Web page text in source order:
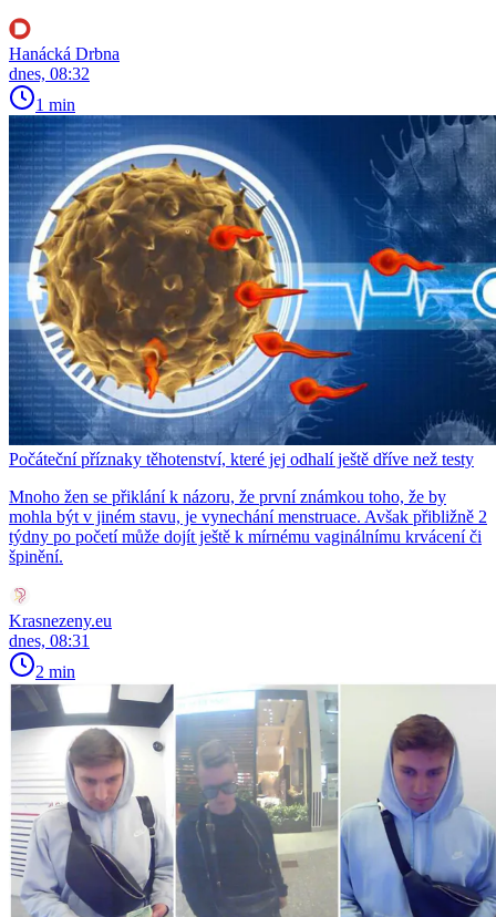
Hanácká Drbna
dnes, 08:32
1 min
Počáteční příznaky těhotenství, které jej odhalí ještě dříve než testy
Mnoho žen se přiklání k názoru, že první známkou toho, že by
mohla být v jiném stavu, je vynechání menstruace. Avšak přibližně 2
týdny po početí může dojít ještě k mírnému vaginálnímu krvácení či
špinění.
Krasnezeny.eu
dnes, 08:31
2 min